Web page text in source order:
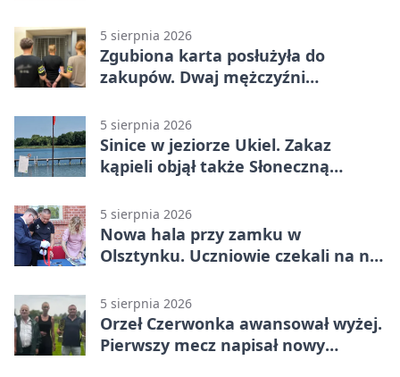
5 sierpnia 2026
Zgubiona karta posłużyła do
zakupów. Dwaj mężczyźni
5 sierpnia 2026
Sinice w jeziorze Ukiel. Zakaz
kąpieli objął także Słoneczną
5 sierpnia 2026
Nowa hala przy zamku w
Olsztynku. Uczniowie czekali na nią
5 sierpnia 2026
Orzeł Czerwonka awansował wyżej.
Pierwszy mecz napisał nowy